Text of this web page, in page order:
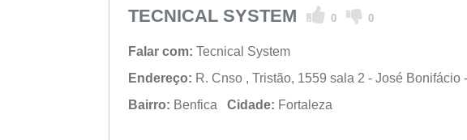
TECNICAL SYSTEM 0 0
Falar com: Tecnical System
Endereço: R. Cnso , Tristão, 1559 sala 2 - José Bonifácio
Bairro: Benfica Cidade: Fortaleza